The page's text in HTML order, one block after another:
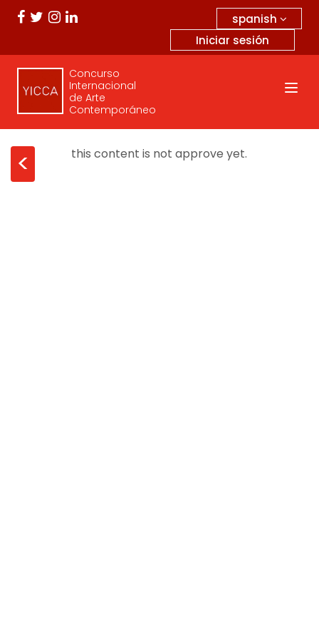
spanish
Iniciar sesión
Concurso
Internacional
de Arte
Contemporáneo
< this content is not approve yet.